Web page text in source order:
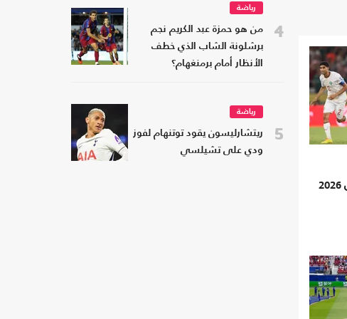
للمنتخبات العربية بعد مونديال 2026
4
رياضة
من هو حمزة عبد الكريم نجم
برشلونة الشاب الذي خطف
الأنظار أمام برمنغهام؟
5
رياضة
ريتشارليسون يقود توتنهام لفوز
ودي على تشيلسي